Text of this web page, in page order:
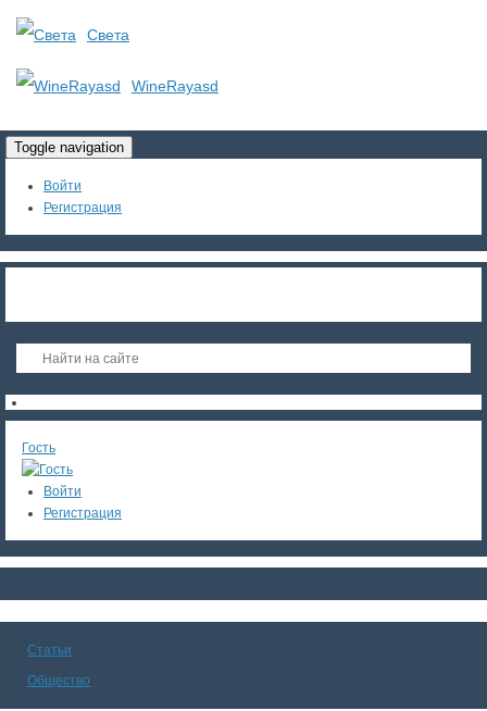
Света
WineRayasd
Toggle navigation
Войти
Регистрация
Гость
Войти
Регистрация
Статьи
Общество